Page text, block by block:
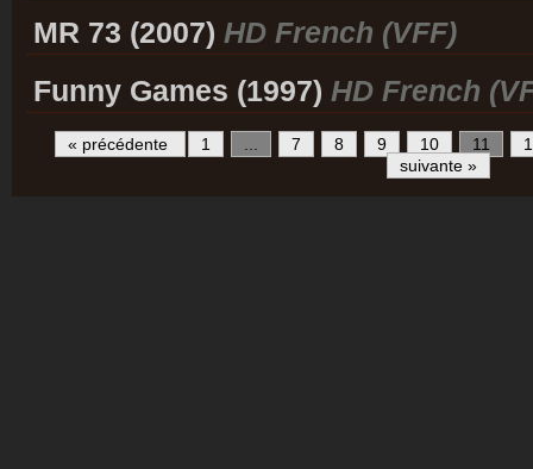
MR 73 (2007) HD French (VFF)
Funny Games (1997) HD French
« précédente 1 7 8 9 10 11
suivante »